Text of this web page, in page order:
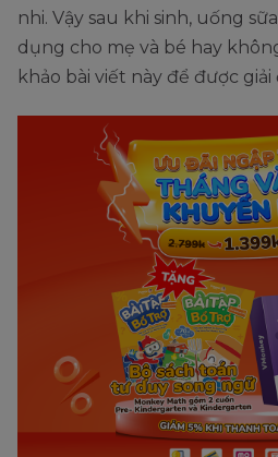
nhi. Vậy sau khi sinh, uống
dụng cho mẹ và bé hay
khảo bài viết này để được